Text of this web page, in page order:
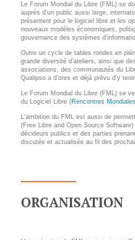
CONCEPTS
Prestations
Cas d'usages
CLOUD BROKER
Business model
Le Forum Mondial du Libre (FML) se
auprès d'un public aussi large,
présentent pour le logiciel libre et les
nouveaux modèles économiques,
gouvernance des systèmes
Outre un cycle de tables rondes en
grande diversité d’ateliers, ainsi que
associations, des communautés du
Qualipso a d'ores et déjà prévu d'y
Le Forum Mondial du Libre (FML) se
du Logiciel Libre (Rencontres
L'ambition du FML est aussi de
(Free Libre and Open Source
décideurs publics et des parties
discutée et actualisée au fil des
ORGANISATION